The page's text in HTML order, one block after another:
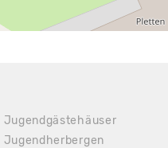
Jugendgästehäuser
Jugendherbergen